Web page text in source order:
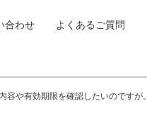
合わせ よくあるご質問
容や有効期限を確認したいのですが。